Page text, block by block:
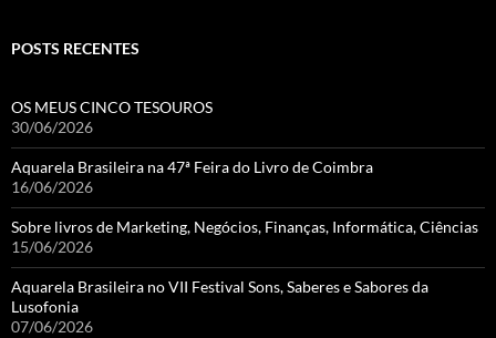
POSTS RECENTES
OS MEUS CINCO TESOUROS
30/06/2026
Aquarela Brasileira na 47ª Feira do Livro de Coimbra
16/06/2026
Sobre livros de Marketing, Negócios, Finanças, Informática, Ciências
15/06/2026
Aquarela Brasileira no VII Festival Sons, Saberes e Sabores da
Lusofonia
07/06/2026